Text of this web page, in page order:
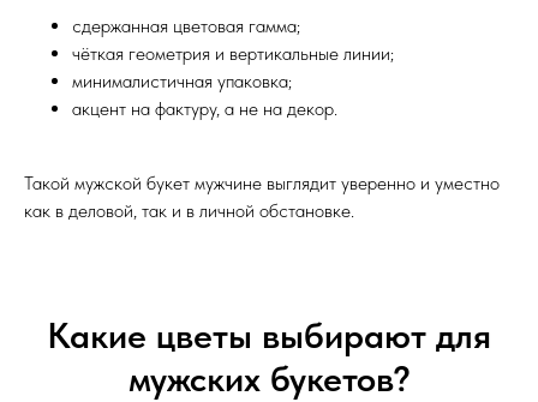
сдержанная цветовая гамма;
чёткая геометрия и вертикальные линии;
минималистичная упаковка;
акцент на фактуру, а не на декор.
Такой мужской букет мужчине выглядит уверенно и уместно
как в деловой, так и в личной обстановке.
Какие цветы выбирают для
мужских букетов?